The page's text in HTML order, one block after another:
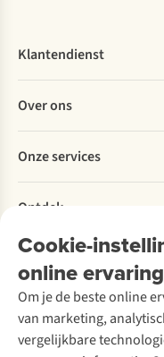
Cookie-
online ervaring
Om je de beste online
van marketing,
vergelijkbare
Klantendienst
Bestellen
Betalen
Levering
Retourneren
Bestelling herroepen
Garantie
Contact
Over ons
Explore More
Verantwoord ondernemen
Over Ayacucho
Onze winkels
Over A.S.Adventure
Toegankelijkheidsverklaring
Onze services
Ski-onderhoud
Wasservice
Schoenonderhoud
Schoenherstelling
Kledingherstelling
Retouches
Ontdek
A.S.Magazine
Podcast
Explore Academy
Explore Camp
Gear Check
Meld je aan voor de